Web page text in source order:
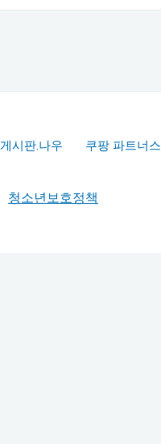
게시판.나우 쿠팡 파트너스
청소년보호정책